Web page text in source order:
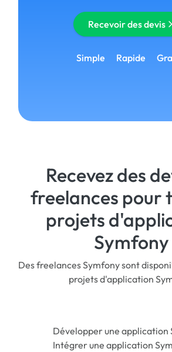
Recevoir des devis
Simple Rapide
Recevez des
freelances pour
projets
Symfony
Des freelances Symfony sont
projets d'application
Développer une application
Intégrer une application